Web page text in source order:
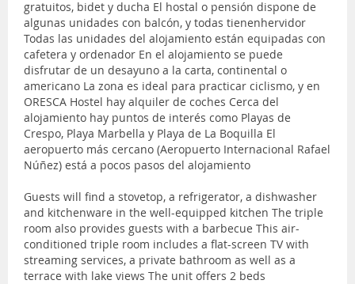
gratuitos, bidet y ducha El hostal o pensión dispone de
algunas unidades con balcón, y todas tienenhervidor
Todas las unidades del alojamiento están equipadas con
cafetera y ordenador En el alojamiento se puede
disfrutar de un desayuno a la carta, continental o
americano La zona es ideal para practicar ciclismo, y en
ORESCA Hostel hay alquiler de coches Cerca del
alojamiento hay puntos de interés como Playas de
Crespo, Playa Marbella y Playa de La Boquilla El
aeropuerto más cercano (Aeropuerto Internacional Rafael
Núñez) está a pocos pasos del alojamiento
Guests will find a stovetop, a refrigerator, a dishwasher
and kitchenware in the well-equipped kitchen The triple
room also provides guests with a barbecue This air-
conditioned triple room includes a flat-screen TV with
streaming services, a private bathroom as well as a
terrace with lake views The unit offers 2 beds